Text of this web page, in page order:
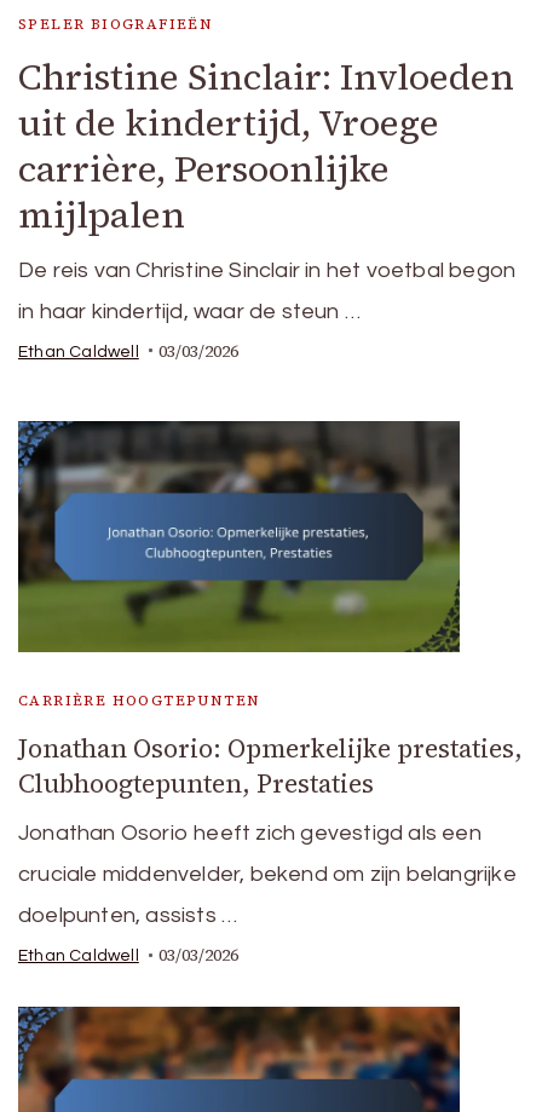
SPELER BIOGRAFIEËN
Christine Sinclair: Invloeden
uit de kindertijd, Vroege
carrière, Persoonlijke
mijlpalen
De reis van Christine Sinclair in het voetbal begon
in haar kindertijd, waar de steun …
Ethan Caldwell 03/03/2026
CARRIÈRE HOOGTEPUNTEN
Jonathan Osorio: Opmerkelijke prestaties,
Clubhoogtepunten, Prestaties
Jonathan Osorio heeft zich gevestigd als een
cruciale middenvelder, bekend om zijn belangrijke
doelpunten, assists …
Ethan Caldwell 03/03/2026